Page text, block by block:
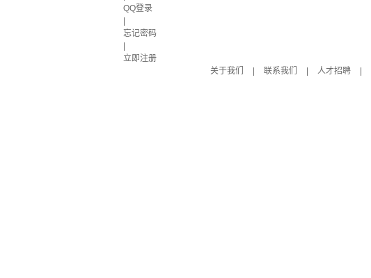
QQ登录
忘记密码
立即注册
关于我们
联系我们 人才招聘